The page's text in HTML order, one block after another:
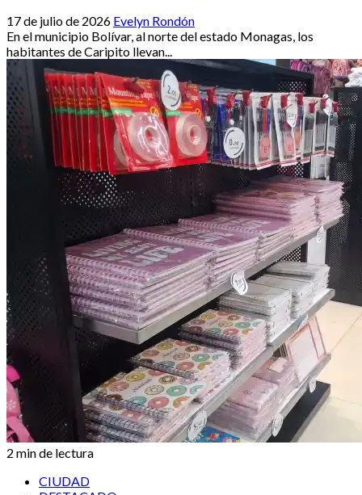
17 de julio de 2026 Evelyn Rondón
En el municipio Bolívar, al norte del estado Monagas, los
habitantes de Caripito llevan...
2 min de lectura
CIUDAD